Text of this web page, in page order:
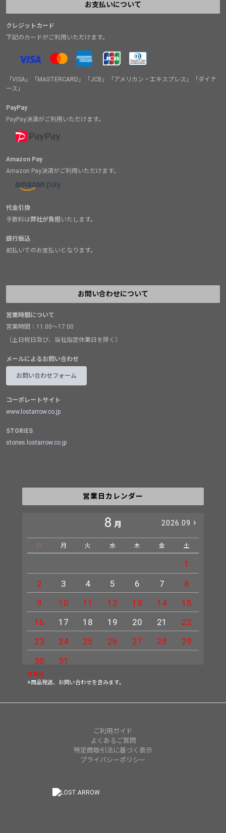
お支払いについて
クレジットカード
下記のカードがご利用いただけます。
「VISA」「MASTERCARD」「JCB」「アメリカン・エキスプレス」「ダイナ
ース」
PayPay
PayPay決済がご利用いただけます。
Amazon Pay
Amazon Pay決済がご利用いただけます。
代金引換
手数料は弊社が負担いたします。
銀行振込
前払いでのお支払いとなります。
お問い合わせについて
営業時間について
営業時間：11:00～17:00
（土日祝日及び、当社指定休業日を除く）
メールによるお問い合わせ
お問い合わせフォーム
コーポレートサイト
www.lostarrow.co.jp
STORIES
stories.lostarrow.co.jp
営業日カレンダー
8 月 2026.09
日 月 火 水 木 金 土
1
2
3 4 5 6 7
8
9
10 11 12 13 14
15
16
17 18 19 20 21
22
23
24 25 26 27 28
29
30
31
休業日
※商品発送、お問い合わせを含みます。
ご利用ガイド
よくあるご質問
特定商取引法に基づく表示
プライバシーポリシー